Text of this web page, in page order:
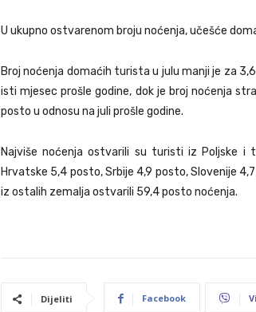
U ukupno ostvarenom broju noćenja, učešće
Broj noćenja domaćih turista u julu manji je za
isti mjesec prošle godine, dok je broj noćenja
posto u odnosu na juli prošle godine.
Najviše noćenja ostvarili su turisti iz Poljske
Hrvatske 5,4 posto, Srbije 4,9 posto, Slovenije
iz ostalih zemalja ostvarili 59,4 posto noćenja.
Dijeliti Facebook